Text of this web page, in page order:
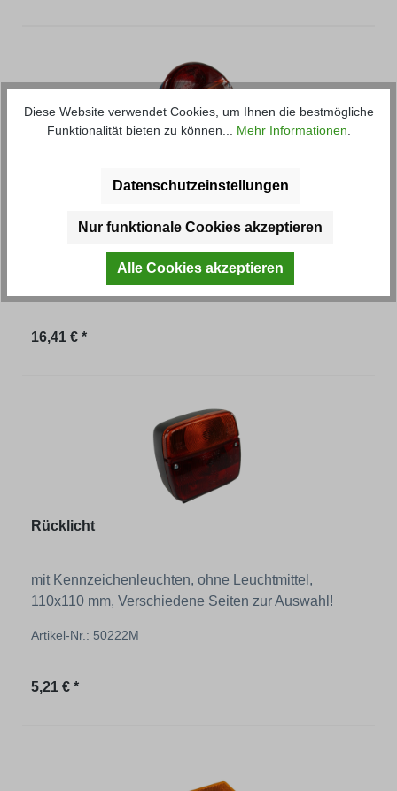
mit Kennzeichenleuchten, ohne Leuchtmittel, Ø 145
mm, Verschiedene Seiten zur Auswahl!
Artikel-Nr.: 50212M
Regulärer Preis:
16,41 € *
Rücklicht
mit Kennzeichenleuchten, ohne Leuchtmittel,
110x110 mm, Verschiedene Seiten zur Auswahl!
Artikel-Nr.: 50222M
Regulärer Preis:
5,21 € *
Diese Website verwendet Cookies, um Ihnen die bestmögliche
Funktionalität bieten zu können... Mehr Informationen.
Datenschutzeinstellungen
Nur funktionale Cookies akzeptieren
Alle Cookies akzeptieren